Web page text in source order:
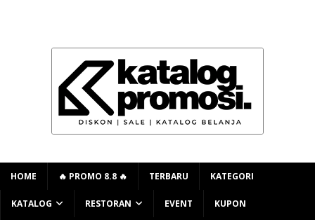
HOME 🔥 PROMO 8.8 🔥 TERBARU KATEGORI
KATALOG RESTORAN EVENT KUPON